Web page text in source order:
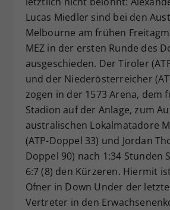
Lucas Miedler sind bei den
Melbourne am frühen
MEZ in der ersten Runde des
ausgeschieden. Der Tiroler
und der Niederösterreicher
zogen in der 1573 Arena, dem
Stadion auf der Anlage, zum
australischen Lokalmatadore
(ATP-Doppel 33) und Jordan
Doppel 90) nach 1:34 Stunden
6:7 (8) den Kürzeren. Hiermit
Ofner in Down Under der
Vertreter in den
Zweck
Dieser Wert
Einstellungen. Unter
zufällig generierte
historische
vorgenommen
Webseiten-Betreiber
hat.